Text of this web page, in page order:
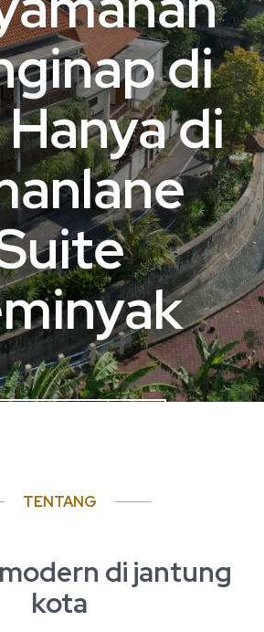
di
di
TENTANG
di jantung
kota